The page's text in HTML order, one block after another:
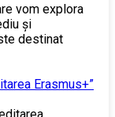
vom explora
și
destinat
Erasmus+”